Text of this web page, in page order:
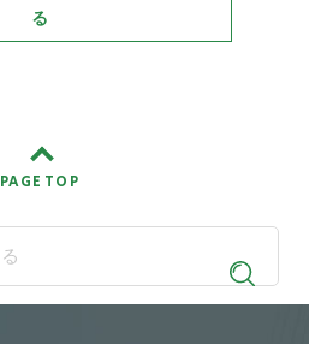
る
PAGE TOP
are available use up and down